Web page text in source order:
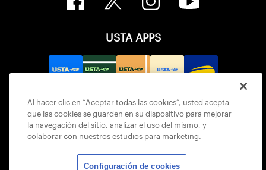
USTA APPS
Al hacer clic en “Aceptar todas las cookies”, usted acepta
que las cookies se guarden en su dispositivo para mejorar
la navegación del sitio, analizar el uso del mismo, y
colaborar con nuestros estudios para marketing.
Configuración de cookies